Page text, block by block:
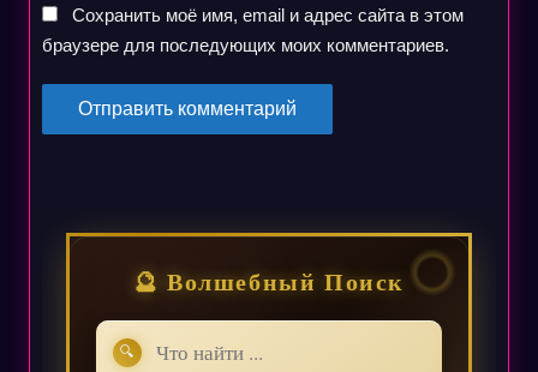
Сохранить моё имя, email и адрес сайта в этом
браузере для последующих моих комментариев.
🔮 Волшебный Поиск
🔍